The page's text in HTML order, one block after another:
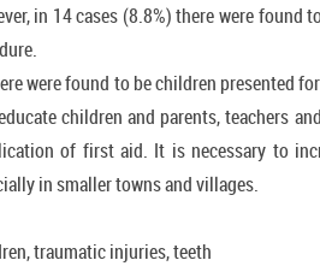
in 14 cases (8.8%) there were
were found to be children presented
children and parents, teachers
of first aid. It is necessary to
in smaller towns and villages.
traumatic injuries, teeth